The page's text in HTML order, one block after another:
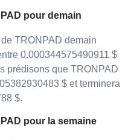
pour demain
TRONPAD demain
0.000344575490911 $
prédisons que TRONPAD
$ et terminera
$.
pour la semaine